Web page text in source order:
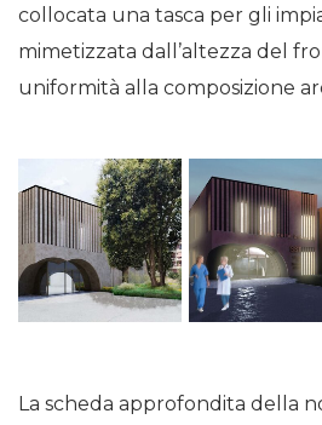
collocata una tasca per gli
mimetizzata dall’altezza del
uniformità alla composizione
La scheda approfondita della